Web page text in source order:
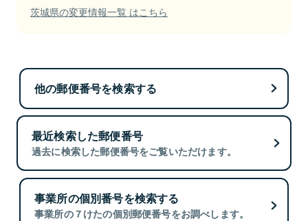
茨城県の変更情報一覧 はこちら
他の郵便番号を検索する
最近検索した郵便番号
過去に検索した郵便番号をご覧いただけます。
事業所の個別番号を検索する
事業所の７けたの個別郵便番号をお調べします。